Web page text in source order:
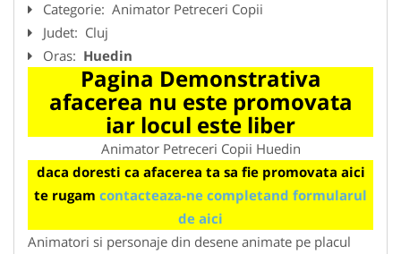
Categorie: Animator Petreceri Copii
Judet: Cluj
Oras: Huedin
Pagina Demonstrativa
afacerea nu este promovata
iar locul este liber
Animator Petreceri Copii Huedin
daca doresti ca afacerea ta sa fie promovata aici
te rugam contacteaza-ne completand formularul
de aici
Animatori si personaje din desene animate pe placul